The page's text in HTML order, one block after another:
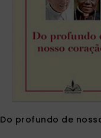
Do profundo de